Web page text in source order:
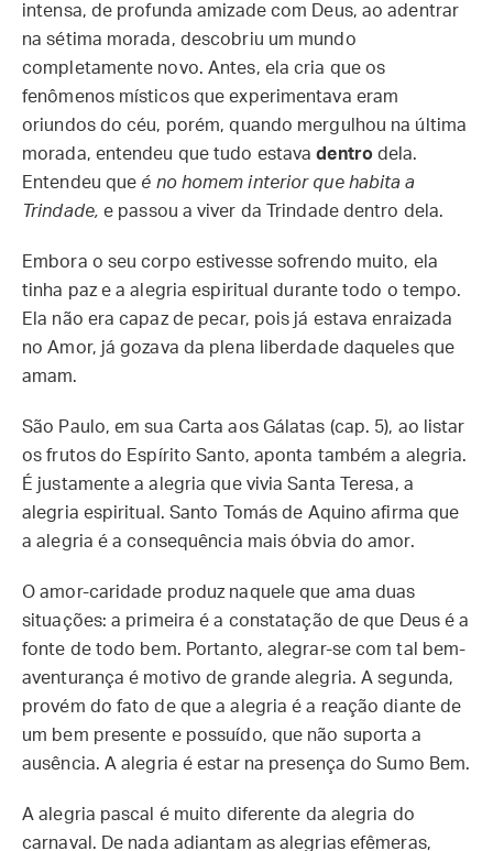
intensa, de profunda amizade com Deus, ao adentrar
na sétima morada, descobriu um mundo
completamente novo. Antes, ela cria que os
fenômenos místicos que experimentava eram
oriundos do céu, porém, quando mergulhou na última
morada, entendeu que tudo estavadentrodela.
Entendeu que é no homem interior que habita a
Trindade, e passou a viver da Trindade dentro dela.
Embora o seu corpo estivesse sofrendo muito, ela
tinha paz e a alegria espiritual durante todo o tempo.
Ela não era capaz de pecar, pois já estava enraizada
no Amor, já gozava da plena liberdade daqueles que
amam.
São Paulo, em sua Carta aos Gálatas (cap. 5), ao listar
os frutos do Espírito Santo, aponta também a alegria.
É justamente a alegria que vivia Santa Teresa, a
alegria espiritual. Santo Tomás de Aquino afirma que
a alegria é a consequência mais óbvia do amor.
O amor-caridade produz naquele que ama duas
situações: a primeira é a constatação de que Deus é a
fonte de todo bem. Portanto, alegrar-se com tal bem-
aventurança é motivo de grande alegria. A segunda,
provém do fato de que a alegria é a reação diante de
um bem presente e possuído, que não suporta a
ausência. A alegria é estar na presença do Sumo Bem.
A alegria pascal é muito diferente da alegria do
carnaval. De nada adiantam as alegrias efêmeras,